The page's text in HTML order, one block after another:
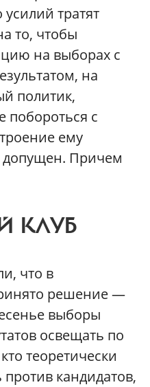
тратят
то, чтобы
на выборах с
на
политик,
побороться с
ему
допущен. Причем
КЛУБ
что в
решение —
выборы
освещать по
теоретически
кандидатов,